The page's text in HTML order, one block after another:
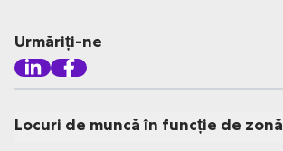
Urmăriți-ne
Locuri de muncă în funcție de zonă